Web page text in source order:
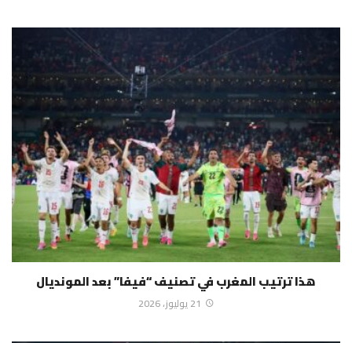
هذا ترتيب المغرب في تصنيف “فيفا” بعد المونديال
21 يوليوز، 2026